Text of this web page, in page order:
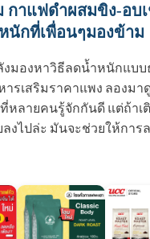
กาแฟดำผสมขิง-อบ
นักที่เพื่อนๆมองข้าม
งมองหาวิธีลดน้ำหนักแบบ
รเสริมราคาแพง ลองมา
หลายคนรู้จักกันดี แต่ถ้าเ
ลงไปล่ะ มันจะช่วยให้การ